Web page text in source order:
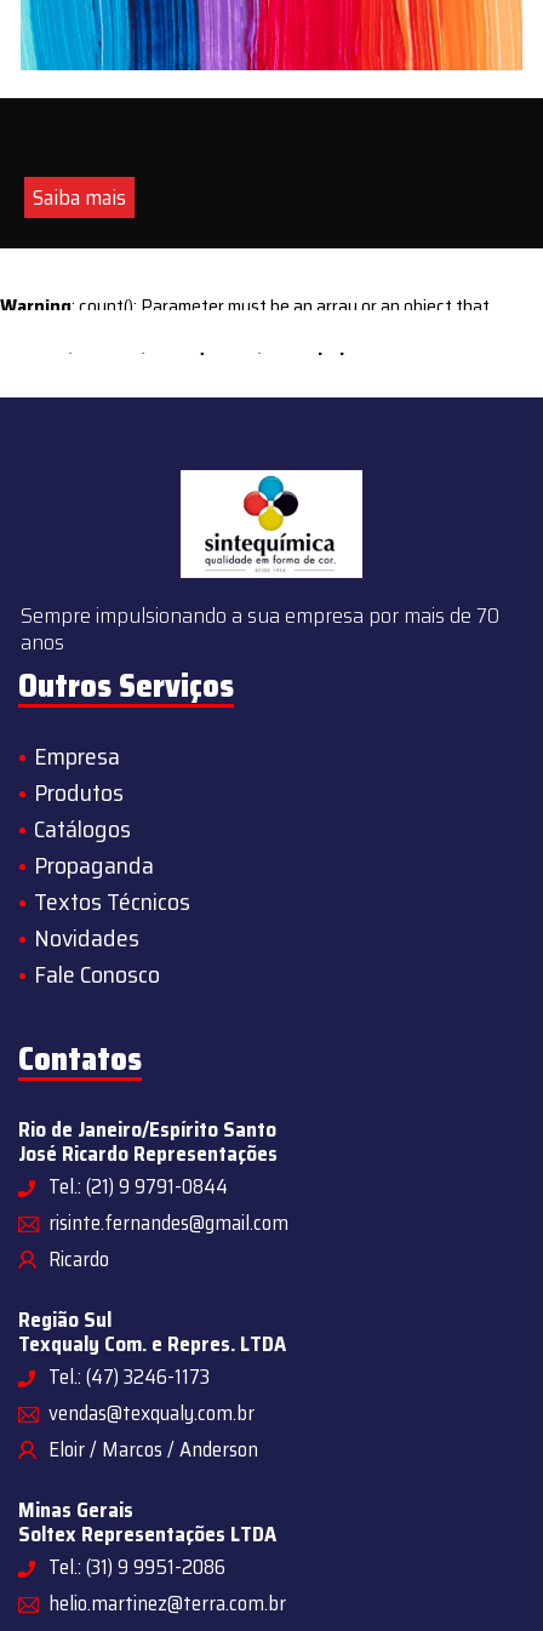
Saiba mais
Warning: count(): Parameter must be an array or an object that
content/themes/sintequimica/index.php
Sempre impulsionando a sua empresa por mais de 70
anos
Outros Serviços
Empresa
Produtos
Catálogos
Propaganda
Textos Técnicos
Novidades
Fale Conosco
Contatos
Rio de Janeiro/Espírito Santo
José Ricardo Representações
Tel.: (21) 9 9791-0844
risinte.fernandes@gmail.com
Ricardo
Região Sul
Texqualy Com. e Repres. LTDA
Tel.: (47) 3246-1173
vendas@texqualy.com.br
Eloir / Marcos / Anderson
Minas Gerais
Soltex Representações LTDA
Tel.: (31) 9 9951-2086
helio.martinez@terra.com.br